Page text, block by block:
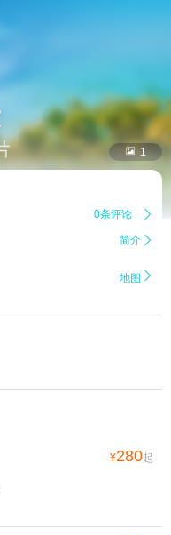
 1
0条评论 
简介 
地图 
¥280起